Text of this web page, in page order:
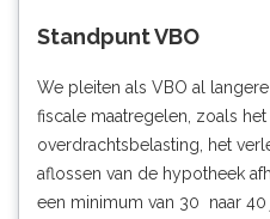
Standpunt VBO
We pleiten als VBO al
fiscale maatregelen, zoals
overdrachtsbelasting, het
aflossen van de hypotheek
een minimum van 30 naar